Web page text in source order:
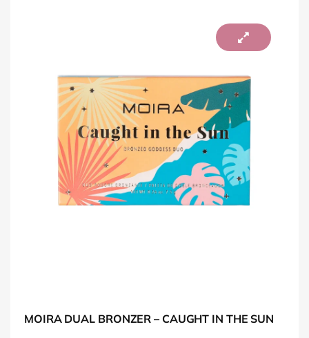
MOIRA DUAL BRONZER – CAUGHT IN THE SUN